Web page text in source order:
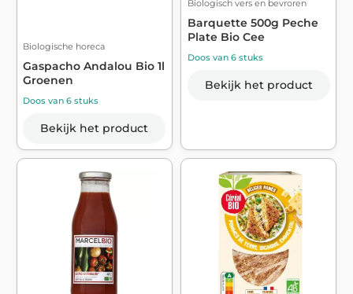
Biologische horeca
Gaspacho Andalou Bio 1l
Groenen
Doos van 6 stuks
Bekijk het product
Biologisch vers en bevroren
Barquette 500g Peche
Plate Bio Cee
Doos van 6 stuks
Bekijk het product